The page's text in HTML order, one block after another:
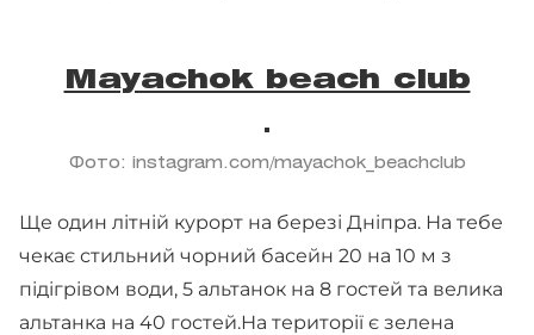
Mayachok beach club
Фото: instagram.com/mayachok_beachclub
Ще один літній курорт на березі Дніпра. На тебе
чекає стильний чорний басейн 20 на 10 м з
підігрівом води, 5 альтанок на 8 гостей та велика
альтанка на 40 гостей.На території є зелена